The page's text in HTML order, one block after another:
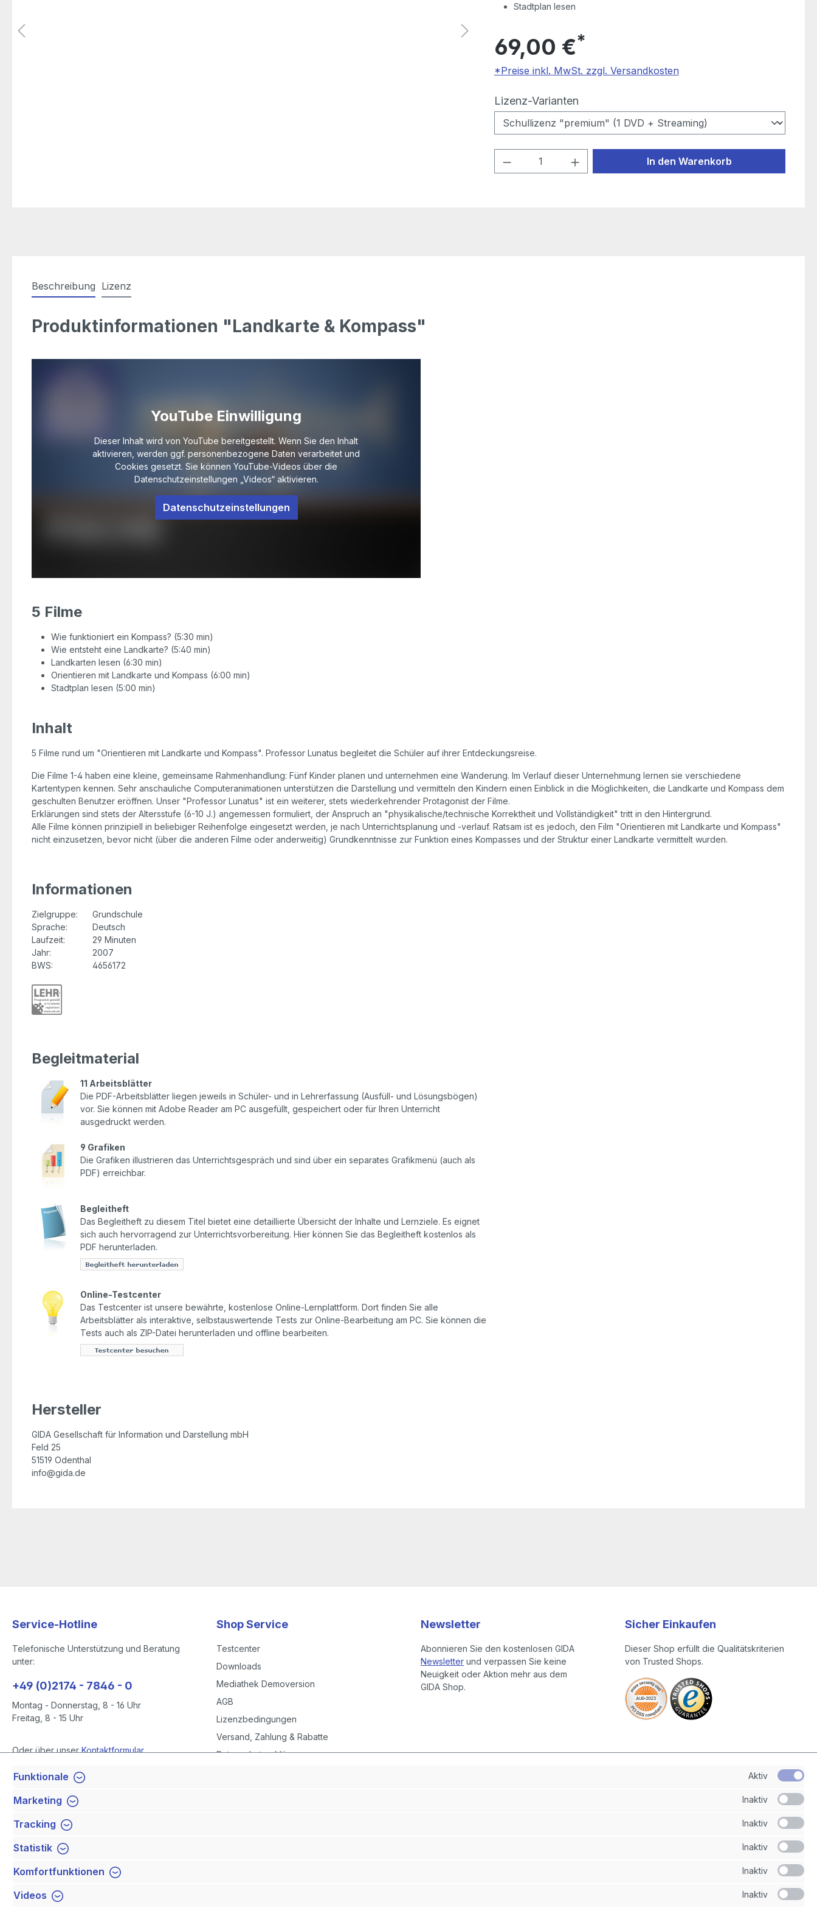
Stadtplan lesen
69,00 €*
*Preise inkl. MwSt. zzgl. Versandkosten
Lizenz-Variantenauswählen
Produkt Anzahl: Gib den gewünschten Wert
In den Warenkorb
Beschreibung Lizenz
Produktinformationen "Landkarte & Kompass"
YouTube Einwilligung
Dieser Inhalt wird von YouTube bereitgestellt. Wenn Sie den Inhalt
aktivieren, werden ggf. personenbezogene Daten verarbeitet und
Cookies gesetzt. Sie können YouTube-Videos über die
Datenschutzeinstellungen „Videos“ aktivieren.
Datenschutzeinstellungen
5 Filme
Wie funktioniert ein Kompass? (5:30 min)
Wie entsteht eine Landkarte? (5:40 min)
Landkarten lesen (6:30 min)
Orientieren mit Landkarte und Kompass (6:00 min)
Stadtplan lesen (5:00 min)
Inhalt
5 Filme rund um "Orientieren mit Landkarte und Kompass". Professor Lunatus begleitet die Schüler auf ihrer Entdeckungsreise.
Die Filme 1-4 haben eine kleine, gemeinsame Rahmenhandlung: Fünf Kinder planen und unternehmen eine Wanderung. Im Verlauf dieser Unternehmung lernen sie verschiedene
Kartentypen kennen. Sehr anschauliche Computeranimationen unterstützen die Darstellung und vermitteln den Kindern einen Einblick in die Möglichkeiten, die Landkarte und Kompass dem
geschulten Benutzer eröffnen. Unser "Professor Lunatus" ist ein weiterer, stets wiederkehrender Protagonist der Filme.
Erklärungen sind stets der Altersstufe (6-10 J.) angemessen formuliert, der Anspruch an "physikalische/technische Korrektheit und Vollständigkeit" tritt in den Hintergrund.
Alle Filme können prinzipiell in beliebiger Reihenfolge eingesetzt werden, je nach Unterrichtsplanung und -verlauf. Ratsam ist es jedoch, den Film "Orientieren mit Landkarte und Kompass"
nicht einzusetzen, bevor nicht (über die anderen Filme oder anderweitig) Grundkenntnisse zur Funktion eines Kompasses und der Struktur einer Landkarte vermittelt wurden.
Informationen
Zielgruppe:
Grundschule
Sprache:
Deutsch
Laufzeit:
29 Minuten
Jahr:
2007
BWS:
4656172
Begleitmaterial
11 Arbeitsblätter
Die PDF-Arbeitsblätter liegen jeweils in Schüler- und in Lehrerfassung (Ausfüll- und Lösungsbögen)
vor. Sie können mit Adobe Reader am PC ausgefüllt, gespeichert oder für Ihren Unterricht
ausgedruckt werden.
9 Grafiken
Die Grafiken illustrieren das Unterrichtsgespräch und sind über ein separates Grafikmenü (auch als
PDF) erreichbar.
Begleitheft
Das Begleitheft zu diesem Titel bietet eine detaillierte Übersicht der Inhalte und Lernziele. Es eignet
sich auch hervorragend zur Unterrichtsvorbereitung. Hier können Sie das Begleitheft kostenlos als
PDF herunterladen.
Online-Testcenter
Das Testcenter ist unsere bewährte, kostenlose Online-Lernplattform. Dort finden Sie alle
Arbeitsblätter als interaktive, selbstauswertende Tests zur Online-Bearbeitung am PC. Sie können die
Tests auch als ZIP-Datei herunterladen und offline bearbeiten.
Hersteller
GIDA Gesellschaft für Information und Darstellung mbH
Feld 25
51519 Odenthal
info@gida.de
Service-Hotline
Telefonische Unterstützung und Beratung
unter:
+49 (0)2174 - 7846 - 0
Montag - Donnerstag, 8 - 16 Uhr
Freitag, 8 - 15 Uhr
Oder über unserKontaktformular.
Vertrag widerrufen
Shop Service
Testcenter
Downloads
Mediathek Demoversion
AGB
Lizenzbedingungen
Versand, Zahlung & Rabatte
Datenschutzerklärung
Newsletter
Abonnieren Sie den kostenlosen GIDA
Newsletter und verpassen Sie keine
Neuigkeit oder Aktion mehr aus dem
GIDA Shop.
Sicher Einkaufen
Dieser Shop erfüllt die Qualitätskriterien
von Trusted Shops.
Funktionale Aktiv
Marketing Inaktiv
Tracking Inaktiv
Statistik Inaktiv
Komfortfunktionen Inaktiv
Videos Inaktiv